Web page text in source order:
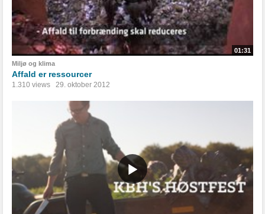
01:31
Miljø og klima
Affald er ressourcer
1.310 views 29. oktober 2012